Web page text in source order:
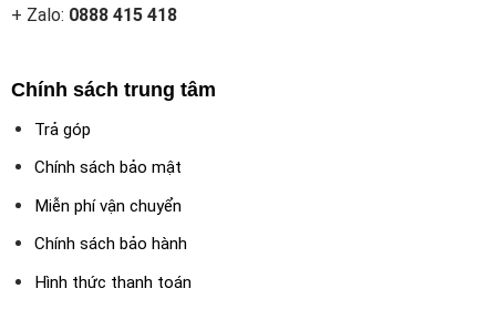
+ Zalo: 0888 415 418
Chính sách trung tâm
Trả góp
Chính sách bảo mật
Miễn phí vận chuyển
Chính sách bảo hành
Hình thức thanh toán